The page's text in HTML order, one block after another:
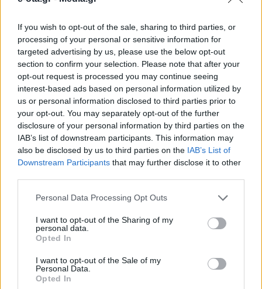
If you wish to opt-out of the sale, sharing to third parties, or
processing of your personal or sensitive information for
targeted advertising by us, please use the below opt-out
section to confirm your selection. Please note that after your
opt-out request is processed you may continue seeing
interest-based ads based on personal information utilized by
us or personal information disclosed to third parties prior to
your opt-out. You may separately opt-out of the further
disclosure of your personal information by third parties on the
IAB’s list of downstream participants. This information may
also be disclosed by us to third parties on the IAB’s List of
Downstream Participants that may further disclose it to other
Personal Data Processing Opt Outs
I want to opt-out of the Sharing of my
personal data.
Opted In
I want to opt-out of the Sale of my
Personal Data.
Opted In
Συνάντηση πραγματοποιήθηκε ανάμεσα στον
πρόεδρο του ΔΣ της εταιρείας Πλαστικά Κρήτης και
π. πρόεδρο της Παγκρήτιας Τράπεζας Γιάννη
Λεμπιδάκη και τον δήμαρχο Μαλεβιζίου, Κώστας
Μαμουλάκης. Οι δυο άνδρες συζήτησαν για διάφορα
ζητήματα που αφορούν τον δήμο Μαλεβιζίου, ενώ
στην πορεία η συζήτηση στράφηκε στις επικείμες
αυτοδιοικητικές εκλογές. Ο Γιάννης Λεμπιδάκης
εξέφρασε την πλήρη στήριξή του […]
31.10.2018 - 14.51
ΡΟΗ ΕΙΔΗΣΕΩΝ
ΕΠΙΚΑΙΡΟΤΗΤΑ